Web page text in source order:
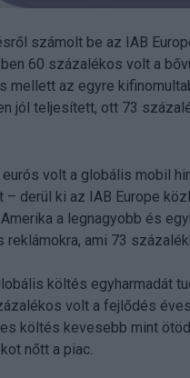
számolt be az IAB
60 százalékos volt a
mellett az egyre
jól teljesített, ott 73
volt a globális mobil
– derül ki az IAB Europe
a legnagyobb és
ami 73
költés egyharmadát
volt a fejlődés
költés kevesebb mint
nőtt a piac.